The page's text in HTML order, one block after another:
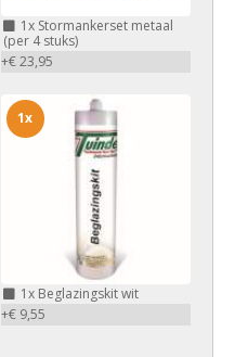
1xStormankerset metaal
(per 4 stuks)
+€ 23,95
1xBeglazingskit wit
+€ 9,55
1x